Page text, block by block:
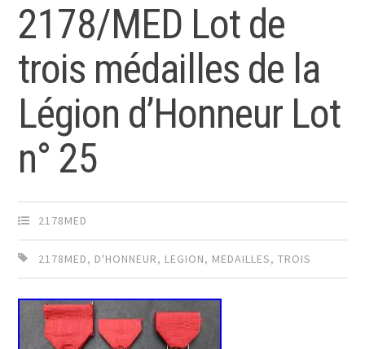
2178/MED Lot de
trois médailles de la
Légion d’Honneur Lot
n° 25
2178MED
2178MED, D'HONNEUR, LEGION, MEDAILLES,TROIS